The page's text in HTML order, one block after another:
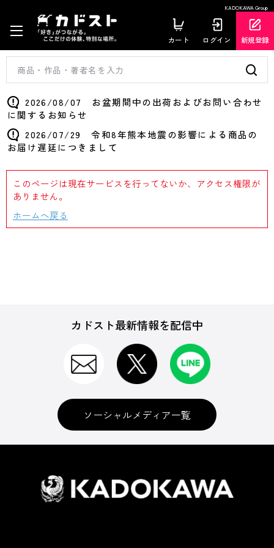
KADOKAWA Group
カート ログイン 新規登録
2026/08/07 お盆期間中の出荷およびお問い合わせ
に関するお知らせ
2026/07/29 令和8年熊本地震の影響による商品の
お届け遅延につきまして
このページは現在サービスを行ってないか、アクセス権限が
ありません。
ホームへ戻る
カドスト最新情報を配信中
ソーシャルメディア一覧